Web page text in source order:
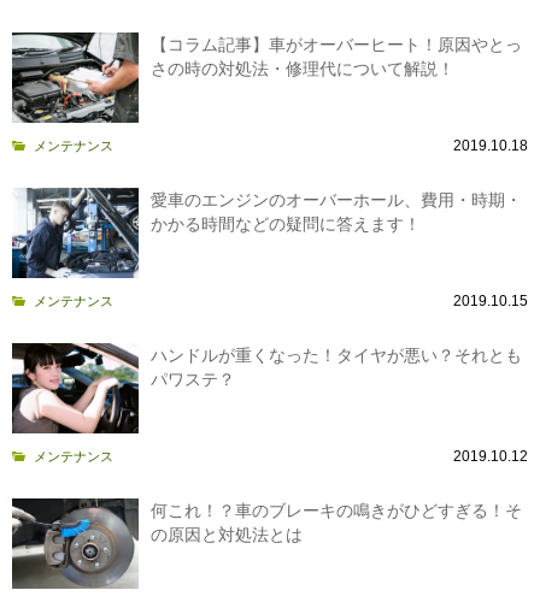
【コラム記事】車がオーバーヒート！原因やとっ
さの時の対処法・修理代について解説！
メンテナンス 2019.10.18
愛車のエンジンのオーバーホール、費用・時期・
かかる時間などの疑問に答えます！
メンテナンス 2019.10.15
ハンドルが重くなった！タイヤが悪い？それとも
パワステ？
メンテナンス 2019.10.12
何これ！？車のブレーキの鳴きがひどすぎる！そ
の原因と対処法とは